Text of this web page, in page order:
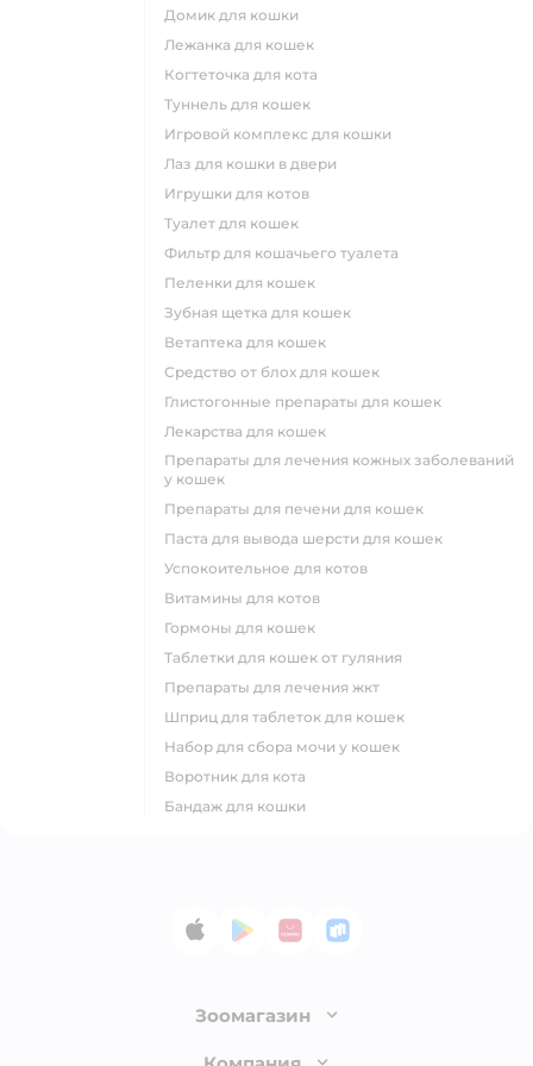
домик для кошки
лежанка для кошек
когтеточка для кота
туннель для кошек
игровой комплекс для кошки
лаз для кошки в двери
игрушки для котов
туалет для кошек
фильтр для кошачьего туалета
пеленки для кошек
зубная щетка для кошек
ветаптека для кошек
средство от блох для кошек
глистогонные препараты для кошек
лекарства для кошек
препараты для лечения кожных заболеваний
у кошек
препараты для печени для кошек
паста для вывода шерсти для кошек
успокоительное для котов
витамины для котов
гормоны для кошек
таблетки для кошек от гуляния
препараты для лечения жкт
шприц для таблеток для кошек
набор для сбора мочи у кошек
воротник для кота
бандаж для кошки
App StoreGoogle Play
AppGallery
RuStore
Зоомагазин
Лицензия